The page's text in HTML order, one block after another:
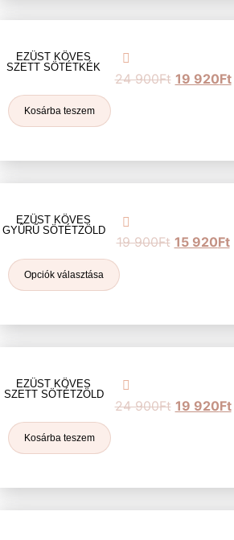
EZÜST KÖVES
SZETT SÖTÉTKÉK
24 900Ft 19 920Ft
Kosárba teszem
EZÜST KÖVES
GYŰRŰ SÖTÉTZÖLD
19 900Ft 15 920Ft
Opciók választása
EZÜST KÖVES
SZETT SÖTÉTZÖLD
24 900Ft 19 920Ft
Kosárba teszem